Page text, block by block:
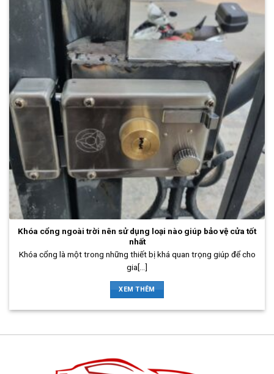
Khóa cổng ngoài trời nên sử dụng loại nào giúp bảo vệ cửa tốt
nhất
Khóa cổng là một trong những thiết bị khá quan trọng giúp để cho
gia[...]
XEM THÊM